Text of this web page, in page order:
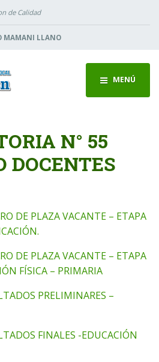
de Calidad
MAMANI LLANO
MENÚ
N° 55
DOCENTES
DE PLAZA VACANTE – ETAPA
DE PLAZA VACANTE – ETAPA
FÍSICA – PRIMARIA
PRELIMINARES –
FINALES -EDUCACIÓN